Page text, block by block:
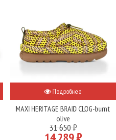
Подробнее
MAXI HERITAGE BRAID CLOG-burnt
olive
31 650 ₽